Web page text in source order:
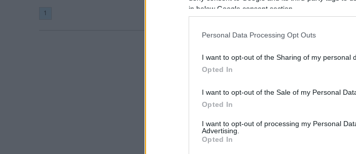
in below Google consent section.
Personal Data Processing Opt Outs
I want to opt-out of the Sharing of my personal
Opted In
I want to opt-out of the Sale of my Personal
Opted In
I want to opt-out of processing my Personal
Advertising.
Opted In
1